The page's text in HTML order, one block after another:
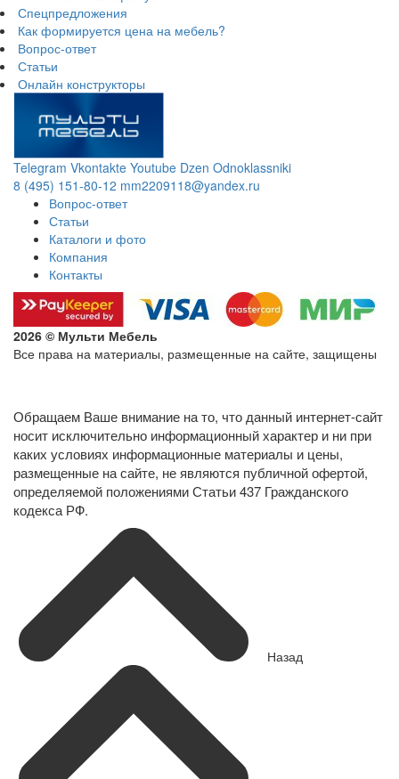
Спецпредложения
Как формируется цена на мебель?
Вопрос-ответ
Статьи
Онлайн конструкторы
Telegram Vkontakte Youtube Dzen Odnoklassniki
8 (495) 151-80-12 mm2209118@yandex.ru
Вопрос-ответ
Статьи
Каталоги и фото
Компания
Контакты
2026 © Мульти Мебель
Все права на материалы, размещенные на сайте, защищены
Обращаем Ваше внимание на то, что данный интернет-сайт
носит исключительно информационный характер и ни при
каких условиях информационные материалы и цены,
размещенные на сайте, не являются публичной офертой,
определяемой положениями Статьи 437 Гражданского
кодекса РФ.
Назад